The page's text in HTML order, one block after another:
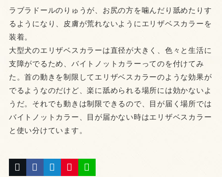
ラブラドールのりゅうが、お尻の方を噛んだり舐めたりす
るようになり、皮膚が荒れないようにエリザベスカラーを
装着。
大型犬のエリザベスカラーは直径が大きく、色々と生活に
支障がでるため、バイトノットカラーってのを付けてみ
た。首の動きを制限してエリザベスカラーのような効果が
でるようなのだけど、楽に舐められる場所には効かないよ
うだ。それでも動きは制限できるので、目が届く場所では
バイトノットカラー、目が届かない時はエリザベスカラー
と使い分けています。